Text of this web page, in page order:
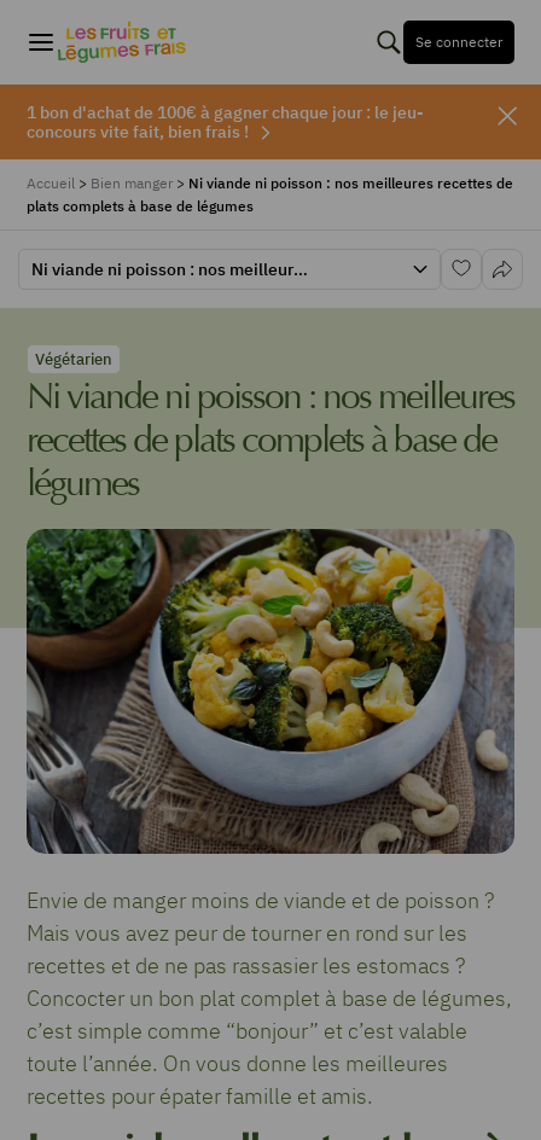
Se connecter
1 bon d'achat de 100€ à gagner chaque jour : le jeu-
concours vite fait, bien frais !
Accueil > Bien manger > Ni viande ni poisson : nos meilleures recettes de
plats complets à base de légumes
Ni viande ni poisson : nos meilleures recettes de plats complets à base de légumes
Végétarien
Ni viande ni poisson : nos meilleures
recettes de plats complets à base de
légumes
Envie de manger moins de viande et de poisson ?
Mais vous avez peur de tourner en rond sur les
recettes et de ne pas rassasier les estomacs ?
Concocter un bon plat complet à base de légumes,
c’est simple comme “bonjour” et c’est valable
toute l’année. On vous donne les meilleures
recettes pour épater famille et amis.